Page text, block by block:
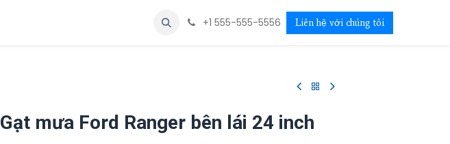
+1 555-555-5556 Liên hệ với chúng tôi
Gạt mưa Ford Ranger bên lái 24 inch